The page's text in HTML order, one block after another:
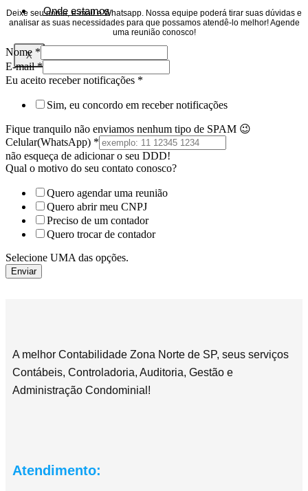
Onde estamos
X
Deixe seu nome, e-mail e Whatsapp. Nossa equipe poderá tirar suas dúvidas e
analisar as suas necessidades para que possamos atendê-lo melhor! Agende
uma reunião conosco!
Nome *
E-mail*
Eu aceito receber notificações *
Sim, eu concordo em receber notificações
Fique tranquilo não enviamos nenhum tipo de SPAM 😉
Celular(WhatsApp) *
não esqueça de adicionar o seu DDD!
Qual o motivo do seu contato conosco?
Quero agendar uma reunião
Quero abrir meu CNPJ
Preciso de um contador
Quero trocar de contador
Selecione UMA das opções.
Enviar
A melhor Contabilidade Zona Norte de SP, seus serviços
Contábeis, Controladoria, Auditoria, Gestão e
Administração Condominial!
Atendimento: